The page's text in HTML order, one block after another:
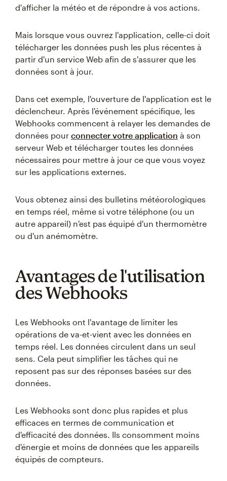
d'afficher la météo et de répondre à vos actions.
Mais lorsque vous ouvrez l'application, celle-ci doit
télécharger les données push les plus récentes à
partir d'un service Web afin de s'assurer que les
données sont à jour.
Dans cet exemple, l'ouverture de l'application est le
déclencheur. Après l'événement spécifique, les
Webhooks commencent à relayer les demandes de
données pour connecter votre application à son
serveur Web et télécharger toutes les données
nécessaires pour mettre à jour ce que vous voyez
sur les applications externes.
Vous obtenez ainsi des bulletins météorologiques
en temps réel, même si votre téléphone (ou un
autre appareil) n'est pas équipé d'un thermomètre
ou d'un anémomètre.
Avantages de l'utilisation
des Webhooks
Les Webhooks ont l'avantage de limiter les
opérations de va-et-vient avec les données en
temps réel. Les données circulent dans un seul
sens. Cela peut simplifier les tâches qui ne
reposent pas sur des réponses basées sur des
données.
Les Webhooks sont donc plus rapides et plus
efficaces en termes de communication et
d'efficacité des données. Ils consomment moins
d'énergie et moins de données que les appareils
équipés de compteurs.